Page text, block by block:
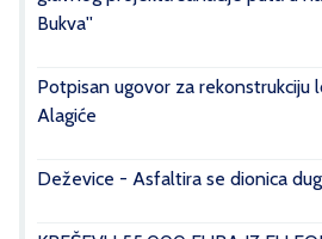
Bukva''
Potpisan ugovor za rekonstrukciju
Alagiće
Deževice - Asfaltira se dionica